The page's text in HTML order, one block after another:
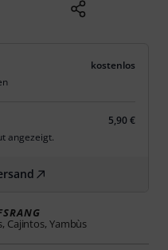
kostenlos
5,90 €
angezeigt.
Cajintos, Yambùs